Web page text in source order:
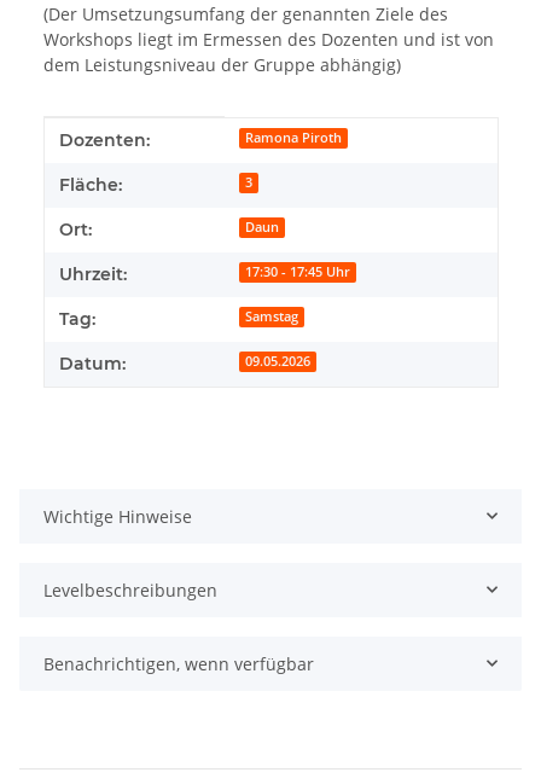
(Der Umsetzungsumfang der genannten Ziele des
Workshops liegt im Ermessen des Dozenten und ist von
dem Leistungsniveau der Gruppe abhängig)
Produkteigenschaft
Wert
Dozenten: Ramona Piroth
Fläche: 3
Ort: Daun
Uhrzeit: 17:30 - 17:45 Uhr
Tag: Samstag
Datum: 09.05.2026
Wichtige Hinweise
Levelbeschreibungen
Benachrichtigen, wenn verfügbar